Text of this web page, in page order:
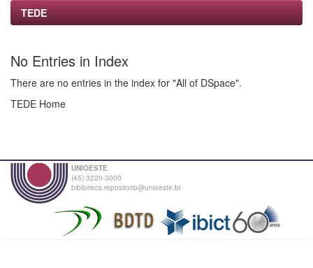
TEDE
No Entries in Index
There are no entries in the index for "All of DSpace".
TEDE Home
UNIOESTE
(45) 3220-3000
biblioteca.repositorio@unioeste.br